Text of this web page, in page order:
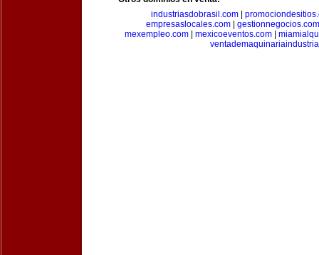
industriasdobrasil.com|
empresaslocales.com| gestionnegocios.com
mexempleo.com| mexicoeventos.com|